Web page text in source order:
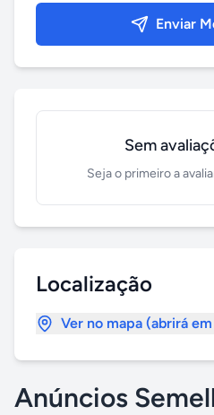
Enviar
Sem
Seja o primeiro a
Localização
Ver no mapa (abrirá
Anúncios